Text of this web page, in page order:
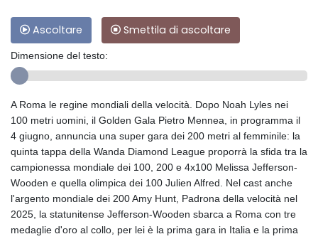
Ascoltare Smettila di ascoltare
Dimensione del testo:
A Roma le regine mondiali della velocità. Dopo Noah Lyles nei
100 metri uomini, il Golden Gala Pietro Mennea, in programma il
4 giugno, annuncia una super gara dei 200 metri al femminile: la
quinta tappa della Wanda Diamond League proporrà la sfida tra la
campionessa mondiale dei 100, 200 e 4x100 Melissa Jefferson-
Wooden e quella olimpica dei 100 Julien Alfred. Nel cast anche
l'argento mondiale dei 200 Amy Hunt, Padrona della velocità nel
2025, la statunitense Jefferson-Wooden sbarca a Roma con tre
medaglie d'oro al collo, per lei è la prima gara in Italia e la prima